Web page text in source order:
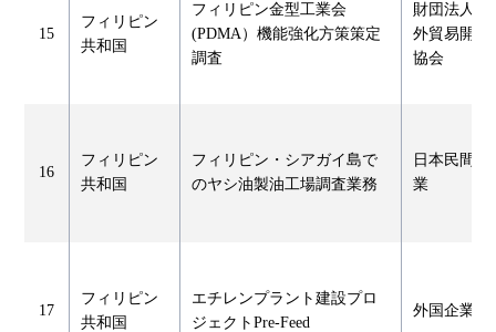
15
フィリピン
共和国
フィリピン金型工業会
(PDMA）機能強化方策策定
調査
財団法人海
外貿易開発
協会
16
フィリピン
共和国
フィリピン・シアガイ島で
のヤシ油製油工場調査業務
日本民間企
業
17
フィリピン
共和国
エチレンプラント建設プロ
ジェクトPre-Feed
外国企業